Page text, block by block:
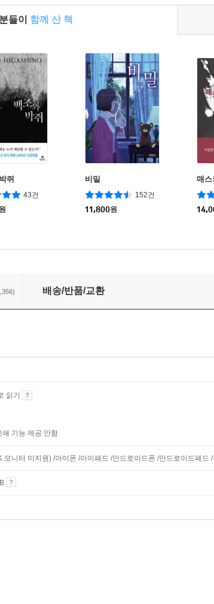
들이 함께 산 책
쥐
43건
원
비밀
152건
11,800원
매스
배송/반품/교환
읽기
쇄 기능 제공 안함
모니터 미지원) /아이폰 /아이패드 /안드로이드폰 /안드로이드패